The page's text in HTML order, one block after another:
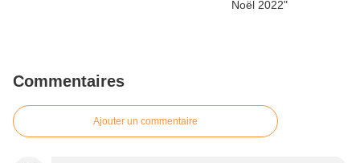
Commentaires
Ajouter un commentaire